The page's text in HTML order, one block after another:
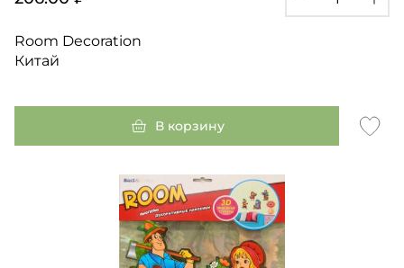
Room Decoration
Китай
В корзину